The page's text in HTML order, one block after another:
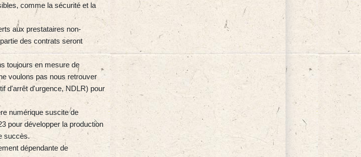
comme la sécurité et la
aux prestataires non-
des contrats seront
toujours en mesure de
voulons pas nous retrouver
d'arrêt d'urgence, NDLR) pour
numérique suscite de
pour développer la production
succès.
dépendante de